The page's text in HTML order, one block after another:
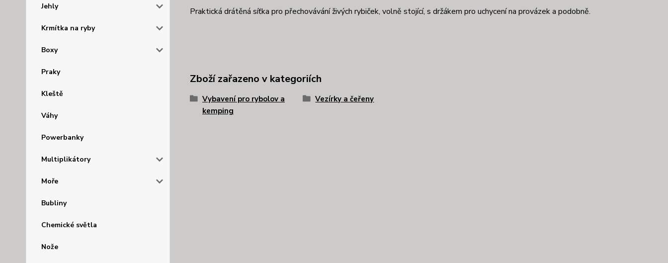
Jehly
Krmítka na ryby
Boxy
Praky
Kleště
Váhy
Powerbanky
Multiplikátory
Moře
Bubliny
Chemické světla
Nože
Praktická drátěná síťka pro přechovávání živých rybiček, volně stojící, s držákem pro uchycení na provázek a podobně.
Zboží zařazeno v kategoriích
Vybavení pro rybolov a
kemping
Vezírky a čeřeny